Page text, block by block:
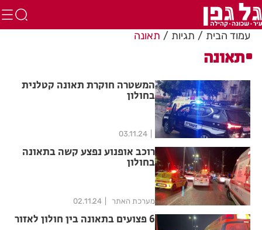
עמוד הבית תגיות תאונה
תאונה
המשטרה חוקרת תאונה קטלנית
בחולון
03.11.24
רוכב אופנוע נפצע קשה בתאונה
בחולון
מערכת האתר 02.11.24
6 פצועים בתאונה בין חולון לאזור